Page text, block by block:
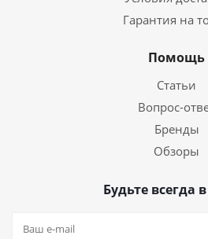
Гарантия на
Помощь
Статьи
Вопрос-
Бренды
Обзоры
Будьте всегда